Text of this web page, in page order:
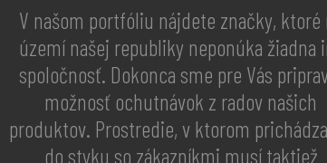
V našom portfóliu nájdete značky, ktoré
území našej republiky neponúka žiadna
spoločnosť. Dokonca sme pre Vás
možnosť ochutnávok z radov našich
produktov. Prostredie, v ktorom
do styku so zákazníkmi musí taktiež